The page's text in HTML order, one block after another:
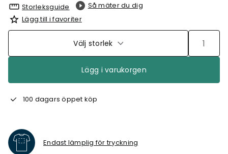
Storleksguide
Så mäter du dig
Lägg till i favoriter
Välj storlek
Lägg i varukorgen
100 dagars öppet köp
Endast lämplig för tryckning